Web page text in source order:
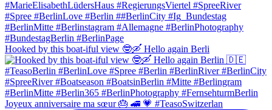
Hooked by this boat-iful view 🤓🛶 Hello again Berli
Joyeux anniversaire ma sœur 🎂 🚄 💗 #TeasoSwitzerlan